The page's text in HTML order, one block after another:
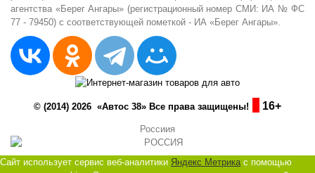
агентства «Берег Ангары» (регистрационный номер СМИ: ИА № ФС
77 - 79450) с соответствующей пометкой - ИА «Берег Ангары».
© (2014) 2026 «Автос 38» Все права защищены! 16+
Россиия
Сайт использует сервис веб-аналитики Яндекс Метрикас помощью